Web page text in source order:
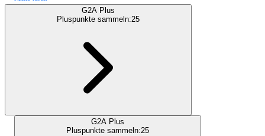
G2A Plus
Pluspunkte sammeln:25
G2A Plus
Pluspunkte sammeln:25